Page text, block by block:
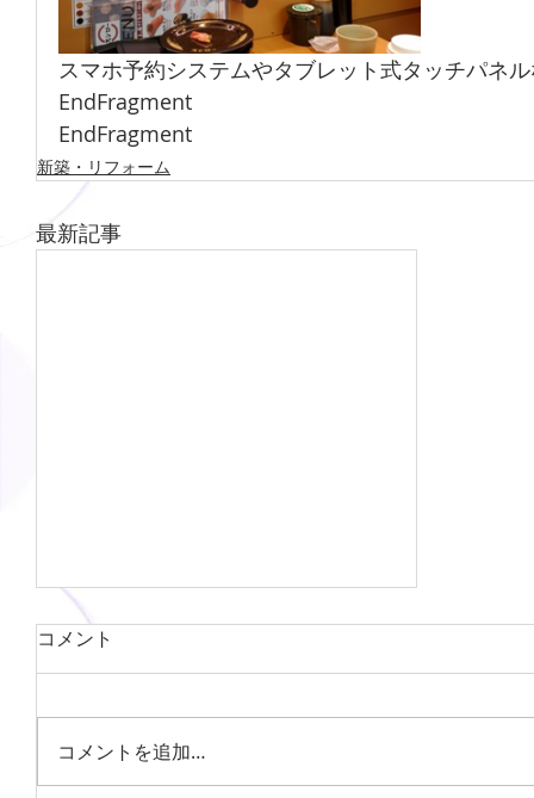
スマホ予約システムやタブレット式タッチパネ
EndFragment
EndFragment
新築・リフォーム
最新記事
コメント
コメントを追加…